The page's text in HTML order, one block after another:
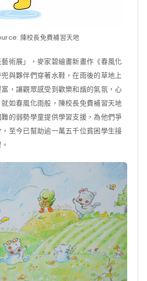
陳校長免費補習天地
術展」，麥家碧繪畫新畫作《春風化
與夥伴們穿著水鞋，在雨後的草地上
，讓觀眾感受到歡樂和諧的氣氛，心
如春風化雨般，陳校長免費補習天地
的弱勢學童提供學習支援，為他們爭
至今已幫助逾一萬五千位貧困學生接